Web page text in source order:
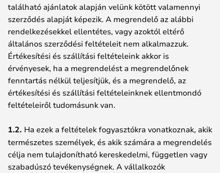
található ajánlatok alapján velünk kötött valamennyi
szerződés alapját képezik. A megrendelő az alábbi
rendelkezésekkel ellentétes, vagy azoktól eltérő
általános szerződési feltételeit nem alkalmazzuk.
Értékesítési és szállítási feltételeink akkor is
érvényesek, ha a megrendelést a megrendelőnek
fenntartás nélkül teljesítjük, és a megrendelő, az
értékesítési és szállítási feltételeinknek ellentmondó
feltételeiről tudomásunk van.
1.2. Ha ezek a feltételek fogyasztókra vonatkoznak, akik
természetes személyek, és akik számára a megrendelés
célja nem tulajdonítható kereskedelmi, független vagy
szabadúszó tevékenységnek. A vállalkozók